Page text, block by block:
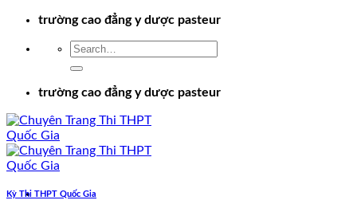
Chuyểntrường cao đẳng y dược pasteur
trường cao đẳng y dược pasteur
Kỳ Thi THPT Quốc Gia